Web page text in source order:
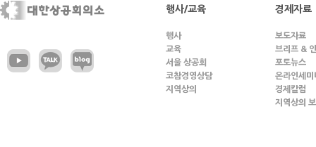
행사/교육
행사
교육
서울 상공회
코참경영상담
지역상의
경제자료
보도자료
브리프 &
포토뉴스
온라인세미
경제칼럼
지역상의